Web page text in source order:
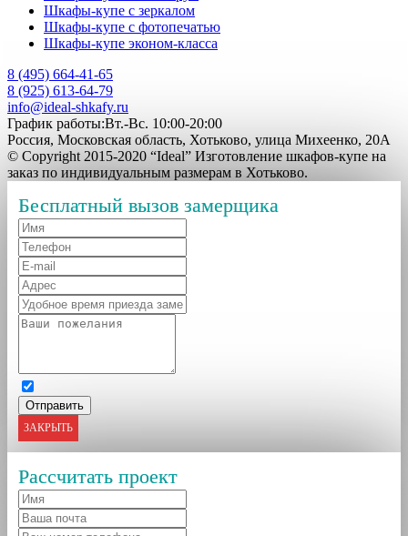
Шкафы-купе с зеркалом
Шкафы-купе с фотопечатью
Шкафы-купе эконом-класса
8 (495) 664-41-65
8 (925) 613-64-79
info@ideal-shkafy.ru
График работы:Вт.-Вс. 10:00-20:00
Россия, Московская область, Хотьково, улица Михеенко, 20А
© Copyright 2015-2020 “Ideal” Изготовление шкафов-купе на
заказ по индивидуальным размерам в Хотьково.
Бесплатный вызов замерщика
ЗАКРЫТЬ
Рассчитать проект